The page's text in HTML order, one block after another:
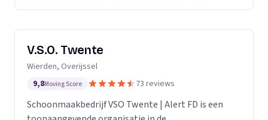
V.S.O. Twente
Wierden, Overijssel
9,8Moving Score 73 reviews
Schoonmaakbedrijf VSO Twente | Alert FD is een